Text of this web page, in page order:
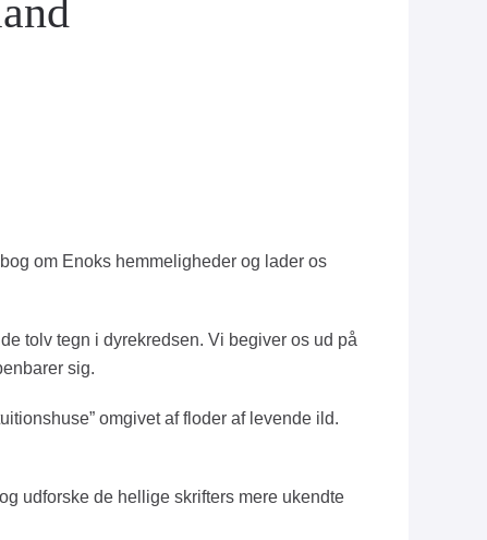
om Enoks hemmeligheder og lader os
tolv tegn i dyrekredsen. Vi begiver os ud på
sig.
omgivet af floder af levende ild.
udforske de hellige skrifters mere ukendte